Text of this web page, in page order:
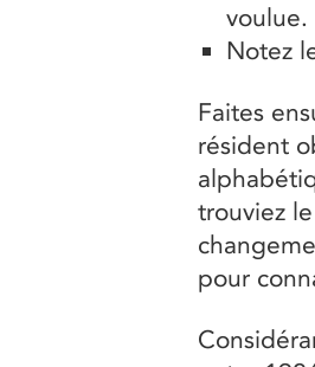
voulue.
Notez
Faites
résident
trouviez
pour